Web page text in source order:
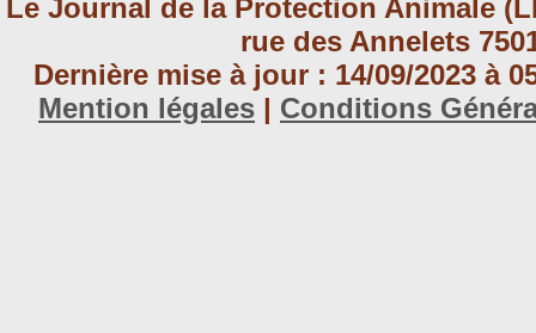
Le Journal de la Protection Animale
rue des Annelets
Dernière mise à jour : 14/09/2023 à
Mention légales | Conditions